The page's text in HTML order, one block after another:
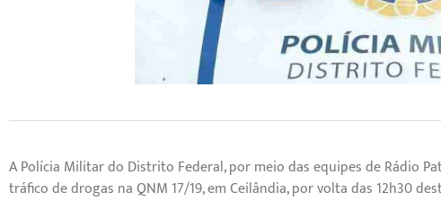
A Polícia Militar do Distrito Federal, por meio das equipes de Rádio
tráfico de drogas na QNM 17/19, em Ceilândia, por volta das 12h30